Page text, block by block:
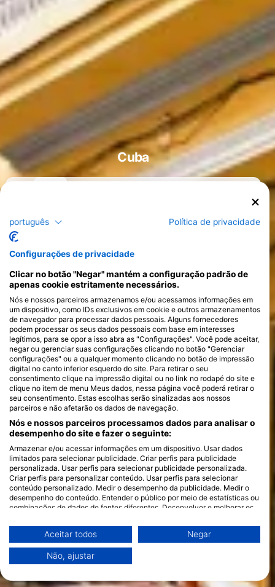
Cuba
português Política de privacidade
Configurações de privacidade
Clicar no botão "Negar" mantém a configuração padrão de
apenas cookie estritamente necessários.
Nós e nossos parceiros armazenamos e/ou acessamos informações em
um dispositivo, como IDs exclusivos em cookie e outros armazenamentos
de navegador para processar dados pessoais. Alguns fornecedores
podem processar os seus dados pessoais com base em interesses
legítimos, para se opor a isso abra as "Configurações". Você pode aceitar,
negar ou gerenciar suas configurações clicando no botão "Gerenciar
configurações" ou a qualquer momento clicando no botão de impressão
digital no canto inferior esquerdo do site. Para retirar o seu
consentimento clique na impressão digital ou no link no rodapé do site e
clique no item de menu Meus dados, nessa página você poderá retirar o
seu consentimento. Estas escolhas serão sinalizadas aos nossos
parceiros e não afetarão os dados de navegação.
Nós e nossos parceiros processamos dados para analisar o
desempenho do site e fazer o seguinte:
Armazenar e/ou acessar informações em um dispositivo. Usar dados
limitados para selecionar publicidade. Criar perfis para publicidade
personalizada. Usar perfis para selecionar publicidade personalizada.
Criar perfis para personalizar conteúdo. Usar perfis para selecionar
conteúdo personalizado. Medir o desempenho da publicidade. Medir o
desempenho do conteúdo. Entender o público por meio de estatísticas ou
combinações de dados de fontes diferentes. Desenvolver e melhorar os
Você pode encontrar mais informações sobre o uso de dados pelo Google
aqui: https://business.safety.google/privacy/
Os dados podem ser partilhados fora da União Europeia e enviados para
este site/aplicativo.
Aceitar todos Negar
Não, ajustar